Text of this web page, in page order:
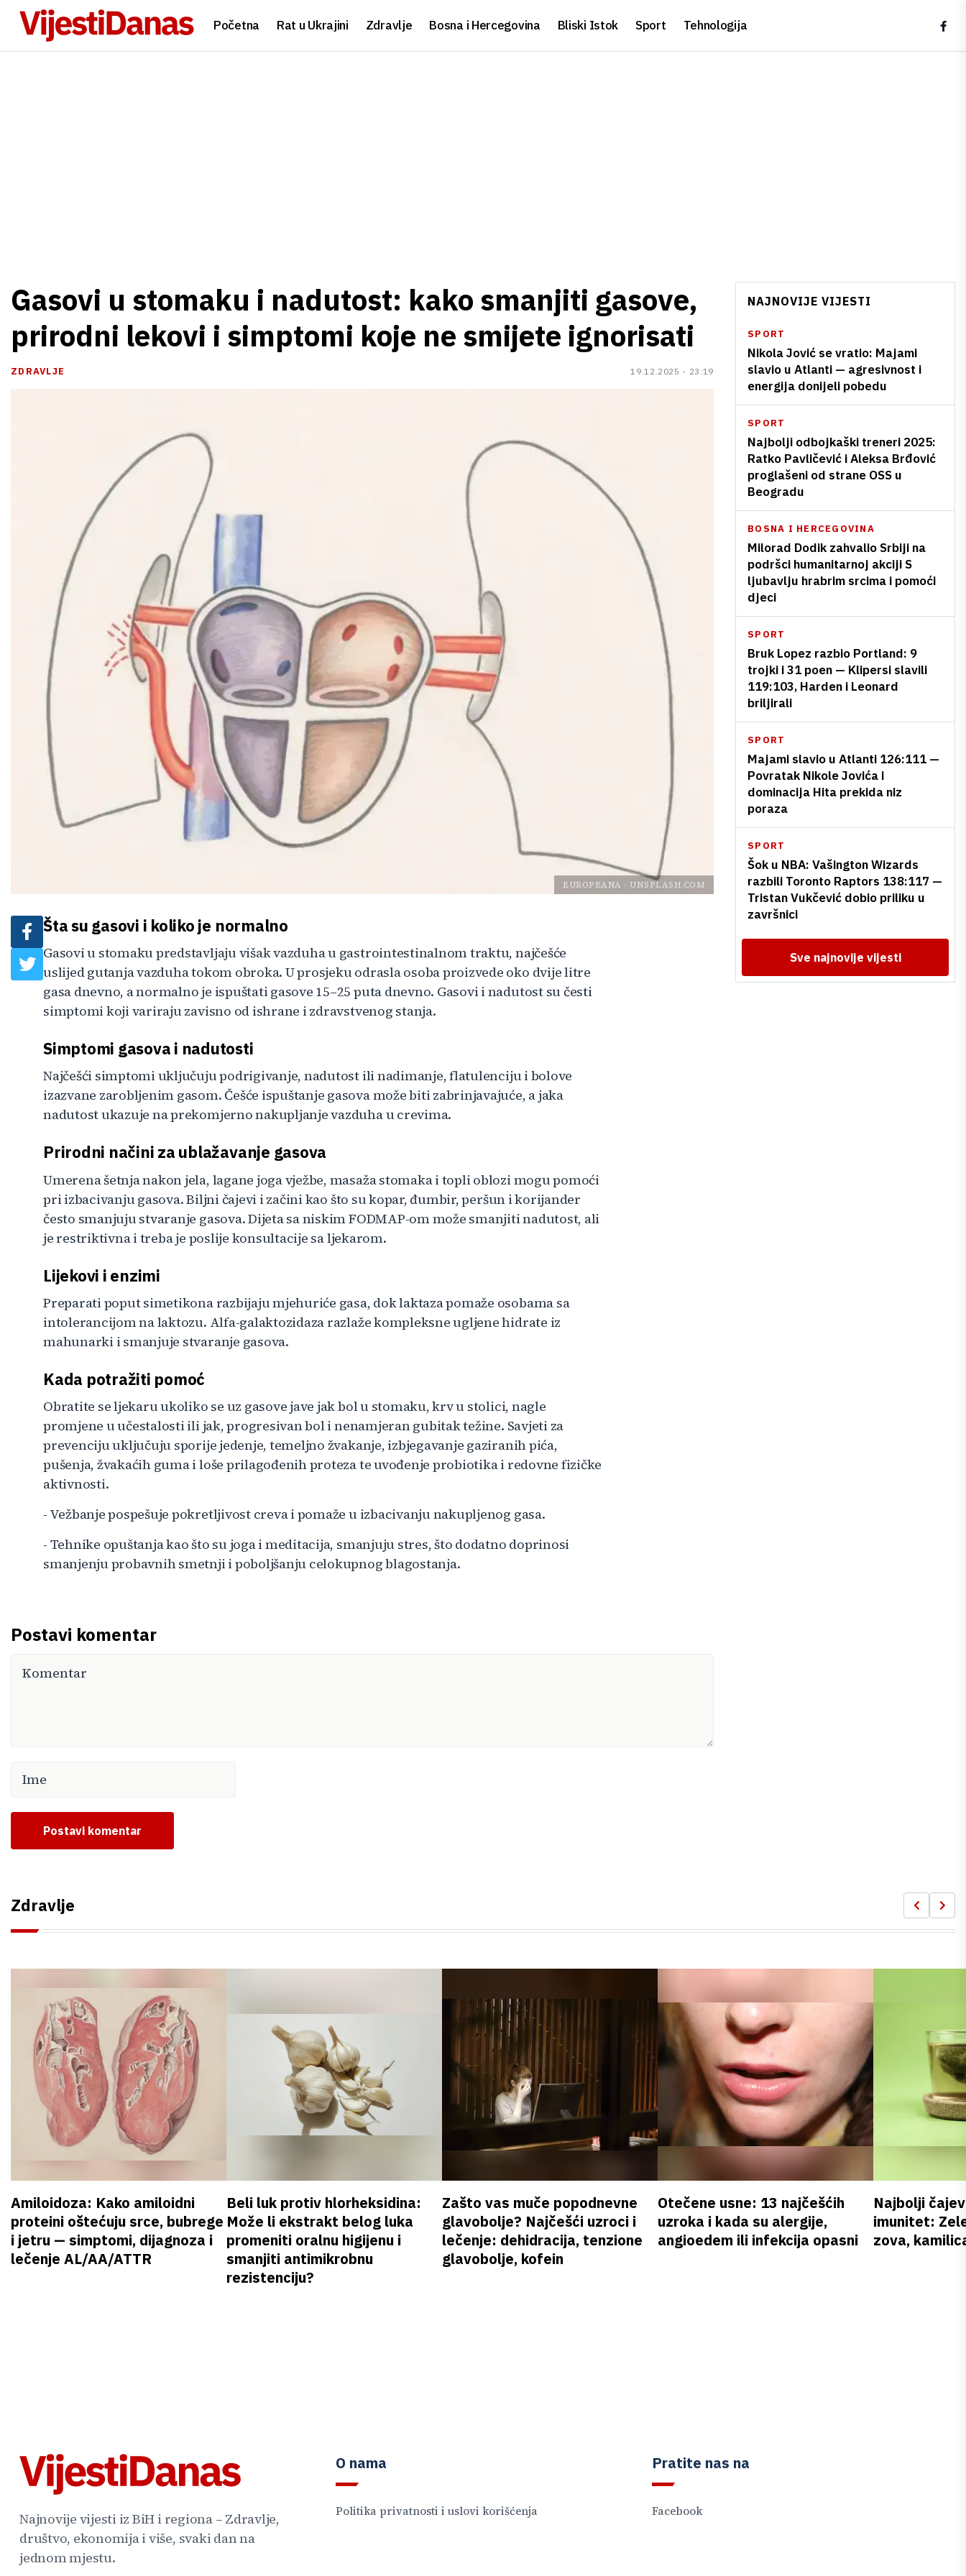
Početna Rat u Ukrajini Zdravlje Bosna i Hercegovina Bliski Istok Sport Tehnologija
Gasovi u stomaku i nadutost: kako smanjiti gasove,
prirodni lekovi i simptomi koje ne smijete ignorisati
ZDRAVLJE 19.12.2025 - 23:19
EUROPEANA - UNSPLASH.COM
Šta su gasovi i koliko je normalno
Gasovi u stomaku predstavljaju višak vazduha u gastrointestinalnom traktu, najčešće
uslijed gutanja vazduha tokom obroka. U prosjeku odrasla osoba proizvede oko dvije litre
gasa dnevno, a normalno je ispuštati gasove 15–25 puta dnevno. Gasovi i nadutost su česti
simptomi koji variraju zavisno od ishrane i zdravstvenog stanja.
Simptomi gasova i nadutosti
Najčešći simptomi uključuju podrigivanje, nadutost ili nadimanje, flatulenciju i bolove
izazvane zarobljenim gasom. Češće ispuštanje gasova može biti zabrinjavajuće, a jaka
nadutost ukazuje na prekomjerno nakupljanje vazduha u crevima.
Prirodni načini za ublažavanje gasova
Umerena šetnja nakon jela, lagane joga vježbe, masaža stomaka i topli oblozi mogu pomoći
pri izbacivanju gasova. Biljni čajevi i začini kao što su kopar, đumbir, peršun i korijander
često smanjuju stvaranje gasova. Dijeta sa niskim FODMAP-om može smanjiti nadutost, ali
je restriktivna i treba je poslije konsultacije sa ljekarom.
Lijekovi i enzimi
Preparati poput simetikona razbijaju mjehuriće gasa, dok laktaza pomaže osobama sa
intolerancijom na laktozu. Alfa-galaktozidaza razlaže kompleksne ugljene hidrate iz
mahunarki i smanjuje stvaranje gasova.
Kada potražiti pomoć
Obratite se ljekaru ukoliko se uz gasove jave jak bol u stomaku, krv u stolici, nagle
promjene u učestalosti ili jak, progresivan bol i nenamjeran gubitak težine. Savjeti za
prevenciju uključuju sporije jedenje, temeljno žvakanje, izbjegavanje gaziranih pića,
pušenja, žvakaćih guma i loše prilagođenih proteza te uvođenje probiotika i redovne fizičke
aktivnosti.
- Vežbanje pospešuje pokretljivost creva i pomaže u izbacivanju nakupljenog gasa.
- Tehnike opuštanja kao što su joga i meditacija, smanjuju stres, što dodatno doprinosi
smanjenju probavnih smetnji i poboljšanju celokupnog blagostanja.
Postavi komentar
Postavi komentar
NAJNOVIJE VIJESTI
SPORT
Nikola Jović se vratio: Majami
slavio u Atlanti — agresivnost i
energija donijeli pobedu
SPORT
Najbolji odbojkaški treneri 2025:
Ratko Pavličević i Aleksa Brđović
proglašeni od strane OSS u
Beogradu
BOSNA I HERCEGOVINA
Milorad Dodik zahvalio Srbiji na
podršci humanitarnoj akciji S
ljubavlju hrabrim srcima i pomoći
djeci
SPORT
Bruk Lopez razbio Portland: 9
trojki i 31 poen — Klipersi slavili
119:103, Harden i Leonard
briljirali
SPORT
Majami slavio u Atlanti 126:111 —
Povratak Nikole Jovića i
dominacija Hita prekida niz
poraza
SPORT
Šok u NBA: Vašington Wizards
razbili Toronto Raptors 138:117 —
Tristan Vukčević dobio priliku u
završnici
Sve najnovije vijesti
Zdravlje
Amiloidoza: Kako amiloidni
proteini oštećuju srce, bubrege
i jetru — simptomi, dijagnoza i
lečenje AL/AA/ATTR
Beli luk protiv hlorheksidina:
Može li ekstrakt belog luka
promeniti oralnu higijenu i
smanjiti antimikrobnu
rezistenciju?
Zašto vas muče popodnevne
glavobolje? Najčešći uzroci i
lečenje: dehidracija, tenzione
glavobolje, kofein
Otečene usne: 13 najčešćih
uzroka i kada su alergije,
angioedem ili infekcija opasni
Najbolji
imunitet:
zova,
Najnovije vijesti iz BiH i regiona – Zdravlje,
društvo, ekonomija i više, svaki dan na
jednom mjestu.
O nama
Politika privatnosti i uslovi korišćenja
Pratite nas na
Facebook